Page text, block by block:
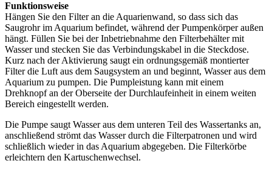
Funktionsweise
Hängen Sie den Filter an die Aquarienwand, so dass sich das
Saugrohr im Aquarium befindet, während der Pumpenkörper außen
hängt. Füllen Sie bei der Inbetriebnahme den Filterbehälter mit
Wasser und stecken Sie das Verbindungskabel in die Steckdose.
Kurz nach der Aktivierung saugt ein ordnungsgemäß montierter
Filter die Luft aus dem Saugsystem an und beginnt, Wasser aus dem
Aquarium zu pumpen. Die Pumpleistung kann mit einem
Drehknopf an der Oberseite der Durchlaufeinheit in einem weiten
Bereich eingestellt werden.
Die Pumpe saugt Wasser aus dem unteren Teil des Wassertanks an,
anschließend strömt das Wasser durch die Filterpatronen und wird
schließlich wieder in das Aquarium abgegeben. Die Filterkörbe
erleichtern den Kartuschenwechsel.